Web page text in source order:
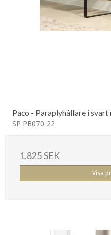
Paco - Paraplyhållare i
SP PB070-22
1.825 SEK
Visa